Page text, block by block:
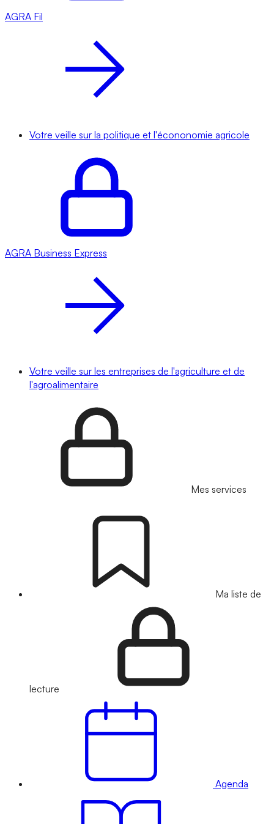
AGRA Fil
Votre veille sur la politique et l'écononomie agricole
AGRA Business Express
Votre veille sur les entreprises de l'agriculture et de
l'agroalimentaire
Mes services
Ma liste de
lecture
Agenda